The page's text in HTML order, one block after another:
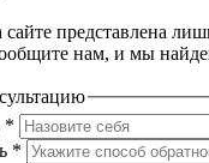
представлена
нам, и мы
*
*